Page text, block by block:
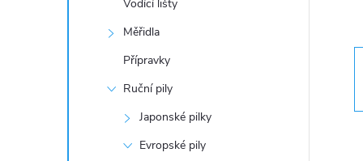
Vodící lišty
Měřidla
Přípravky
Ruční pily
Japonské pilky
Evropské pily